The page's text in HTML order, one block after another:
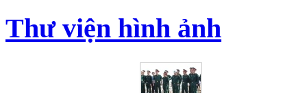
Thư viện hình ảnh